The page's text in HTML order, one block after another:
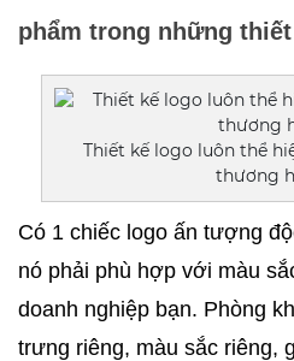
phẩm trong những
Thiết kế logo luôn thể
thương
Có 1 chiếc logo ấn tượng
nó phải phù hợp với màu
doanh nghiệp bạn. Phòng
trưng riêng, màu sắc riêng,